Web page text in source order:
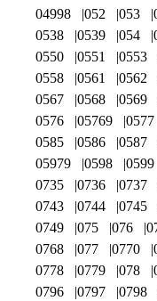
04998
052 053
0538
0539 054
0550
0551 0553
0558
0561 0562
0567
0568 0569
0576
05769 0577
0585
0586 0587
05979
0598 0599
0735
0736 0737
0743
0744 0745
0749
075 076
0768
077 0770
0778
0779 078
0796
0797 0798